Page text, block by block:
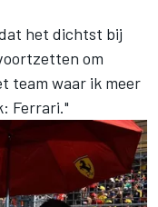
het dichtst bij
om
team waar ik meer
Ferrari."